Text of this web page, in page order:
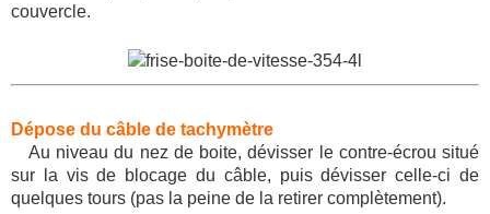
couvercle.
Dépose du câble de tachymètre
Au niveau du nez de boite, dévisser le contre-écrou situé
sur la vis de blocage du câble, puis dévisser celle-ci de
quelques tours (pas la peine de la retirer complètement).